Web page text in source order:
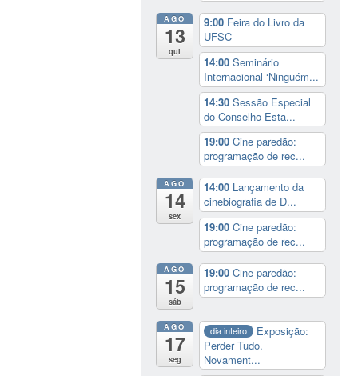
AGO
13
qui
9:00 Feira do Livro da
UFSC
14:00Seminário
Internacional ‘Ninguém...
14:30Sessão Especial
do Conselho Esta...
19:00Cine paredão:
programação de rec...
AGO
14
sex
14:00 Lançamento da
cinebiografia de D...
19:00Cine paredão:
programação de rec...
AGO
15
sáb
19:00Cine paredão:
programação de rec...
AGO
17
seg
dia inteiro
Exposição:
Perder Tudo.
Novament...